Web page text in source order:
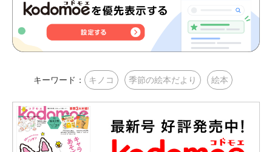
キーワード： キノコ 季節の絵本だより 絵本